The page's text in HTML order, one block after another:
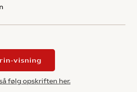
visning
følg opskriften her.